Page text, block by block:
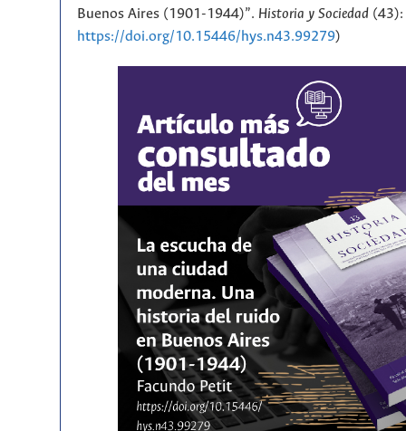
Buenos Aires (1901-1944)”. Historia y Sociedad
https://doi.org/10.15446/hys.n43.99279)